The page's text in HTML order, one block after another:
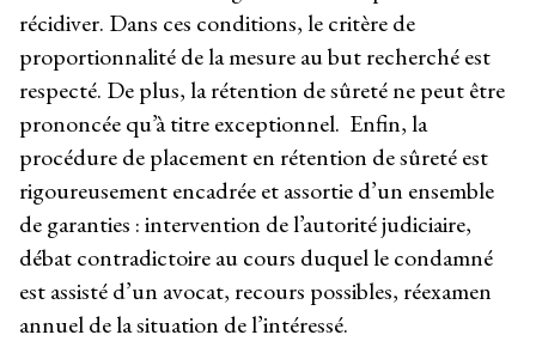
récidiver. Dans ces conditions, le critère de
proportionnalité de la mesure au but recherché est
respecté. De plus, la rétention de sûreté ne peut être
prononcée qu’à titre exceptionnel. Enfin, la
procédure de placement en rétention de sûreté est
rigoureusement encadrée et assortie d’un ensemble
de garanties : intervention de l’autorité judiciaire,
débat contradictoire au cours duquel le condamné
est assisté d’un avocat, recours possibles, réexamen
annuel de la situation de l’intéressé.